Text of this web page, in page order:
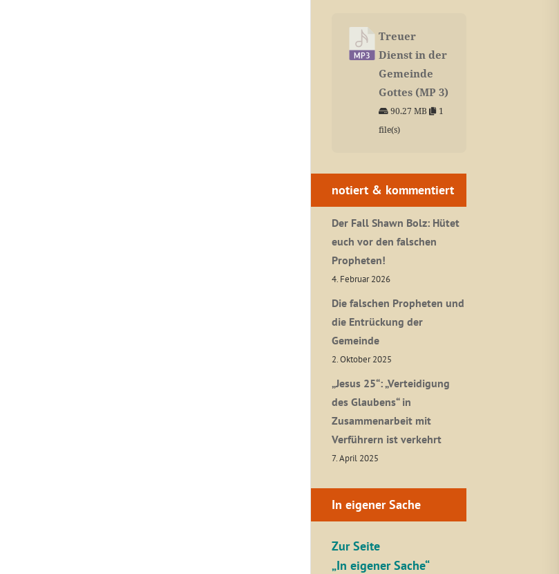
Treuer
Dienst in der
Gemeinde
Gottes (MP 3)
90.27 MB
1
file(s)
notiert & kommentiert
Der Fall Shawn Bolz: Hütet
euch vor den falschen
Propheten!
4. Februar 2026
Die falschen Propheten und
die Entrückung der
Gemeinde
2. Oktober 2025
„Jesus 25“: „Verteidigung
des Glaubens“ in
Zusammenarbeit mit
Verführern ist verkehrt
7. April 2025
In eigener Sache
Zur Seite
„In eigener Sache“